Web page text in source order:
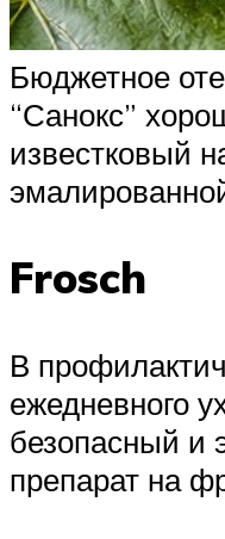
Бюджетное
“Санокс”
известковый
Frosch
В
ежедневного
безопасный и
препарат на